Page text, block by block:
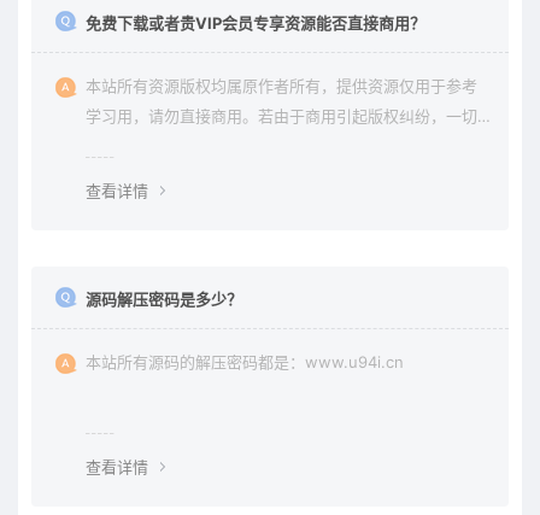
免费下载或者贵VIP会员专享资源能否直接商用？
本站所有资源版权均属原作者所有，提供资源仅用于参考
学习用，请勿直接商用。若由于商用引起版权纠纷，一切
查看详情
源码解压密码是多少？
本站所有源码的解压密码都是：www.u94i.cn
查看详情